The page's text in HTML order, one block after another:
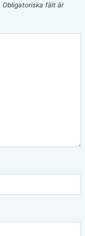
Obligatoriska fält är